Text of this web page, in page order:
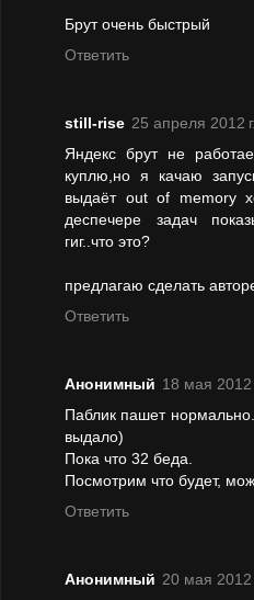
Брут очень быстрый
Ответить
still-rise 25 апреля 2012
Яндекс брут не
куплю,но я качаю
выдаёт out of memory
деспечере задач
гиг..что это?
предлагаю сделать
Ответить
Анонимный 18 мая 2012
Паблик пашет
выдало)
Пока что 32 беда.
Посмотрим что будет,
Ответить
Анонимный 20 мая 2012